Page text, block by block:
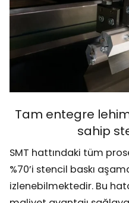
Tam entegre
sahip
SMT hattındaki tüm
%70’i stencil baskı
izlenebilmektedir. Bu